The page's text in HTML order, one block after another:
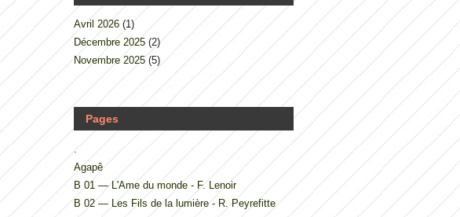
Avril 2026 (1)
Décembre 2025 (2)
Novembre 2025 (5)
Pages
.
Agapê
B 01 — L'Ame du monde - F. Lenoir
B 02 — Les Fils de la lumière - R. Peyrefitte